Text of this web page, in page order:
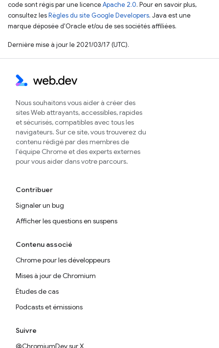
code sont régis par une licenceApache 2.0. Pour en savoir plus,
consultez lesRègles du site Google Developers. Java est une
marque déposée d'Oracle et/ou de ses sociétés affiliées.
Dernière mise à jour le 2021/03/17 (UTC).
Nous souhaitons vous aider à créer des
sites Web attrayants, accessibles, rapides
et sécurisés, compatibles avec tous les
navigateurs. Sur ce site, vous trouverez du
contenu rédigé par des membres de
l'équipe Chrome et des experts externes
pour vous aider dans votre parcours.
Contribuer
Signaler un bug
Afficher les questions en suspens
Contenu associé
Chrome pour les développeurs
Mises à jour de Chromium
Études de cas
Podcasts et émissions
Suivre
@ChromiumDev sur X